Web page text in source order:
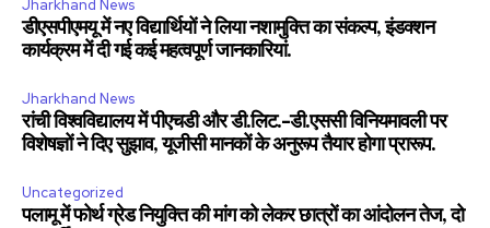
Jharkhand News
डीएसपीएमयू में नए विद्यार्थियों ने लिया नशामुक्ति का संकल्प, इंडक्शन
कार्यक्रम में दी गई कई महत्वपूर्ण जानकारियां.
Jharkhand News
रांची विश्वविद्यालय में पीएचडी और डी.लिट.-डी.एससी विनियमावली पर
विशेषज्ञों ने दिए सुझाव, यूजीसी मानकों के अनुरूप तैयार होगा प्रारूप.
Uncategorized
पलामू में फोर्थ ग्रेड नियुक्ति की मांग को लेकर छात्रों का आंदोलन तेज, दो